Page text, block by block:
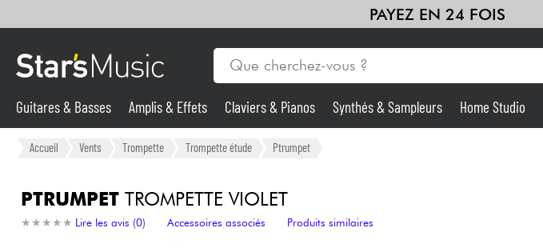
PAYEZ EN 24 FOIS
Guitares & Basses
Synthés & Sampleurs
Micros & HF
Guitares & Basses Amplis & Effets Claviers & Pianos Synthés & Sampleurs Home Studio
Accueil Vents Trompette Trompette étude Ptrumpet
PTRUMPETTROMPETTE VIOLET
★ ★ ★ ★ ★
★ ★ ★ ★ ★ Lire les avis (0) Accessoires associés Produits similaires